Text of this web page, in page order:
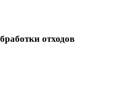
отходов